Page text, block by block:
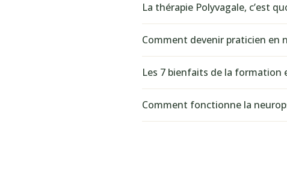
La thérapie Polyvagale, c’est
Comment devenir praticien en
Les 7 bienfaits de la formation
Comment fonctionne la